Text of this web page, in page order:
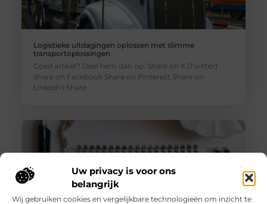
Uw privacy is voor ons
belangrijk
Wij gebruiken cookies en vergelijkbare technologieën om inzicht te
Logistieke uitdagingen oplossen met slimme
transportoplossingen
Goed artikel? Deel hem dan op: Share on X (Twitter)
Share on Facebook Share on Pinterest Share on
LinkedIn Share